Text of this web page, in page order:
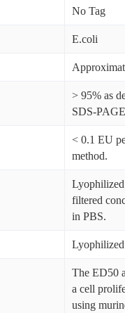
No Tag
E.coli
> 95% as
SDS-
< 0.1 EU
method.
filtered
in PBS.
The ED50
a cell
using